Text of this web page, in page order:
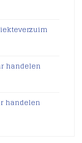
handelen
handelen